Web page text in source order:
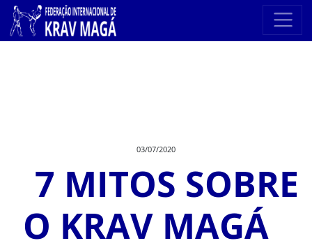
03/07/2020
7 MITOS SOBRE
O KRAV MAGÁ